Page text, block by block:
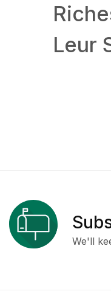
Leur
We'll